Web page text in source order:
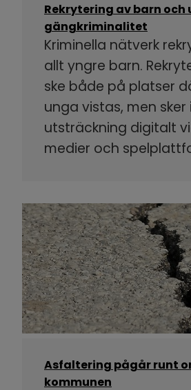
Rekrytering av barn och
gängkriminalitet
Kriminella nätverk
allt yngre barn.
ske både på platser
unga vistas, men
utsträckning digitalt
medier och
Asfaltering pågår runt
kommunen